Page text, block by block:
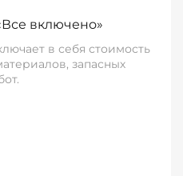
включено»
в себя стоимость
запасных